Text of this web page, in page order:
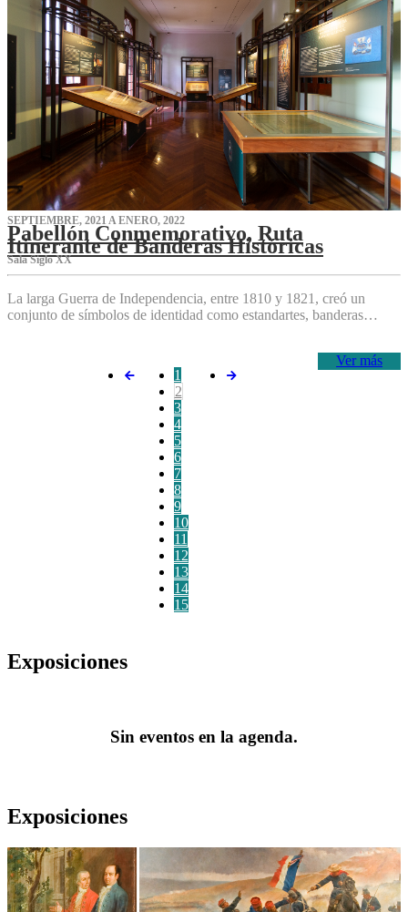
SEPTIEMBRE, 2021 A ENERO, 2022
Pabellón Conmemorativo, Ruta
Itinerante de Banderas Históricas
Sala Siglo XX
La larga Guerra de Independencia, entre 1810 y 1821, creó un
conjunto de símbolos de identidad como estandartes, banderas…
Ver más
1
2
3
4
5
6
7
8
9
10
11
12
13
14
15
Exposiciones
Sin eventos en la agenda.
Exposiciones